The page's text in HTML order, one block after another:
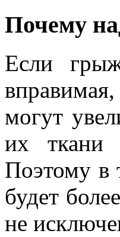
Почему
Если
могут
их ткани
Поэтому в
будет
не